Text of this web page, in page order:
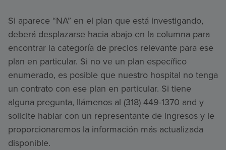
Si aparece “NA” en el plan que está investigando,
deberá desplazarse hacia abajo en la columna para
encontrar la categoría de precios relevante para ese
plan en particular. Si no ve un plan específico
enumerado, es posible que nuestro hospital no tenga
un contrato con ese plan en particular. Si tiene
alguna pregunta, llámenos al (318) 449-1370 and y
solicite hablar con un representante de ingresos y le
proporcionaremos la información más actualizada
disponible.